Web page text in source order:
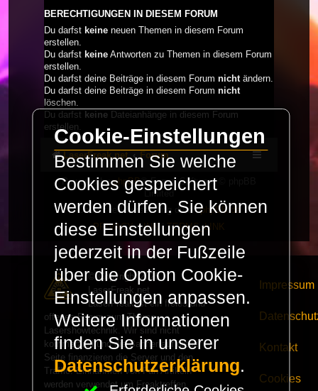
BERECHTIGUNGEN IN DIESEM FORUM
Du darfst keine neuen Themen in diesem Forum
erstellen.
Du darfst keine Antworten zu Themen in diesem Forum
erstellen.
Du darfst deine Beiträge in diesem Forum nichtändern.
Du darfst deine Beiträge in diesem Forum nicht
löschen.
Du darfst keine Dateianhänge in diesem Forum
erstellen.
LaserFreak.net Forum
Powered byphpBB® Forum Software © phpBB
Limited
Deutsche Übersetzung durchphpBB.de
PRIVACY_LINK | TERMS_LINK
© Copyright 2025 -
LaserFreak.net
LaserFreak ist ein freies und
offenes Forum zum Thema
Lasershowtechnik. Wir sind nicht
kommerziell und die Banner auf dieser
Seite finanzieren die Server und den
Traffic. Einnahmen von Fan Artikeln
werden verwendet um Freaktreffen
Impressum
Kontakt
Cookies
Cookie-Einstellungen
Bestimmen Sie welche
Cookies gespeichert
werden dürfen. Sie können
diese Einstellungen
jederzeit in der Fußzeile
über die Option Cookie-
Einstellungen anpassen.
Weitere Informationen
finden Sie in unserer
Datenschutzerklärung.